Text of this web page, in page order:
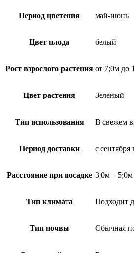
Период цветения май-июнь
Цвет плода белый
Рост взрослого растения от 7;0м до
Цвет растения Зеленый
Тип использования В свежем
Период доставки с сентября
Расстояние при посадке 3;0м – 5;0м
Тип климата Подходит
Тип почвы Обычная